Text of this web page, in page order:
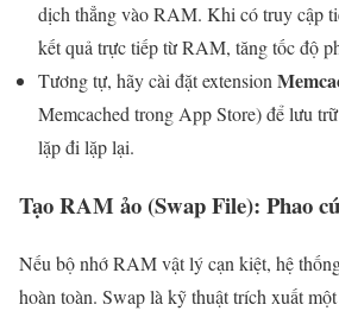
dịch thẳng vào RAM. Khi có truy cập
kết quả trực tiếp từ RAM, tăng tốc độ
Tương tự, hãy cài đặt extension
Memcached trong App Store) để lưu
lặp đi lặp lại.
Tạo RAM ảo (Swap File): Phao
Nếu bộ nhớ RAM vật lý cạn kiệt, hệ
hoàn toàn. Swap là kỹ thuật trích xuất